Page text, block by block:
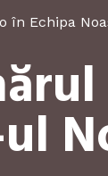
în Echipa